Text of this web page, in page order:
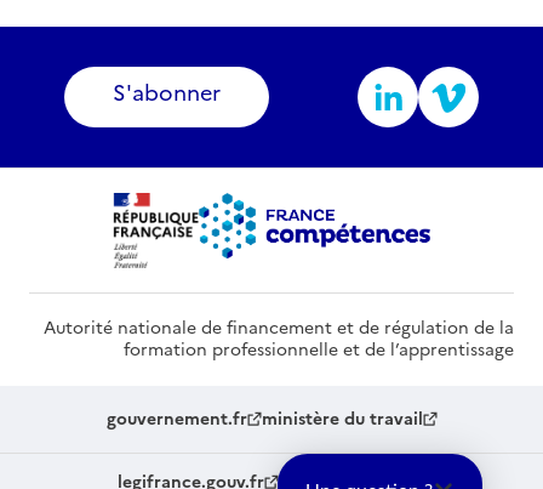
S'abonner
Autorité nationale de financement et de régulation de la
formation professionnelle et de l’apprentissage
gouvernement.fr ministère du travail
legifrance.gouv.fr service-public.fr